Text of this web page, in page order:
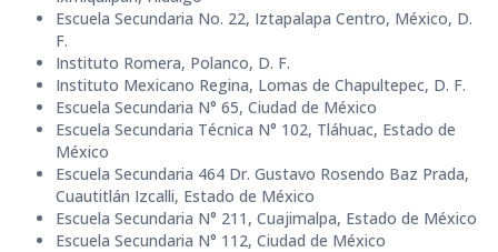
Escuela Secundaria No. 22, Iztapalapa Centro, México, D.
F.
Instituto Romera, Polanco, D. F.
Instituto Mexicano Regina, Lomas de Chapultepec, D. F.
Escuela Secundaria N° 65, Ciudad de México
Escuela Secundaria Técnica N° 102, Tláhuac, Estado de
México
Escuela Secundaria 464 Dr. Gustavo Rosendo Baz Prada,
Cuautitlán Izcalli, Estado de México
Escuela Secundaria N° 211, Cuajimalpa, Estado de México
Escuela Secundaria N° 112, Ciudad de México